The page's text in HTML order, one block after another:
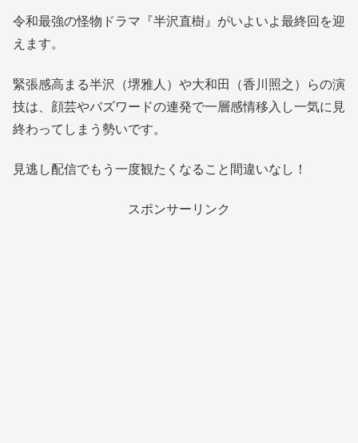
令和最強の怪物ドラマ『半沢直樹』がいよいよ最終回を迎
えます。
緊張感高まる半沢（堺雅人）や大和田（香川照之）らの演
技は、顔芸やバズワードの連発で一層感情移入し一気に見
終わってしまう勢いです。
見逃し配信でもう一度観たくなること間違いなし！
スポンサーリンク